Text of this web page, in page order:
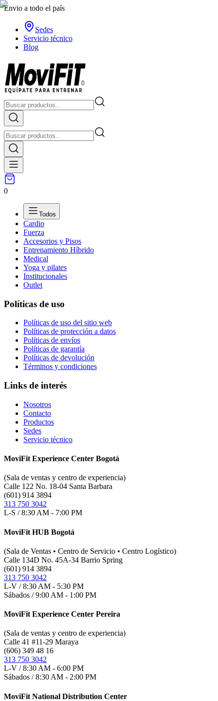
Envio a todo el país
Sedes
Servicio técnico
Blog
0
Todos
Cardio
Fuerza
Accesorios y Pisos
Entrenamiento Híbrido
Medical
Yoga y pilates
Institucionales
Outlet
Políticas de uso
Políticas de uso del sitio web
Políticas de protección a datos
Políticas de envíos
Políticas de garantía
Políticas de devolución
Términos y condiciones
Links de interés
Nosotros
Contacto
Productos
Sedes
Servicio técnico
MoviFit Experience Center Bogotá
(Sala de ventas y centro de experiencia)
Calle 122 No. 18-04 Santa Barbara
(601) 914 3894
313 750 3042
L-S / 8:30 AM - 7:00 PM
MoviFit HUB Bogotá
(Sala de Ventas • Centro de Servicio • Centro Logístico)
Calle 134D No. 45A-34 Barrio Spring
(601) 914 3894
313 750 3042
L-V / 8:30 AM - 5:30 PM
Sábados / 9:00 AM - 1:00 PM
MoviFit Experience Center Pereira
(Sala de ventas y centro de experiencia)
Calle 41 #11-29 Maraya
(606) 349 48 16
313 750 3042
L-V / 8:30 AM - 6:00 PM
Sábados / 8:30 AM - 2:00 PM
MoviFit National Distribution Center